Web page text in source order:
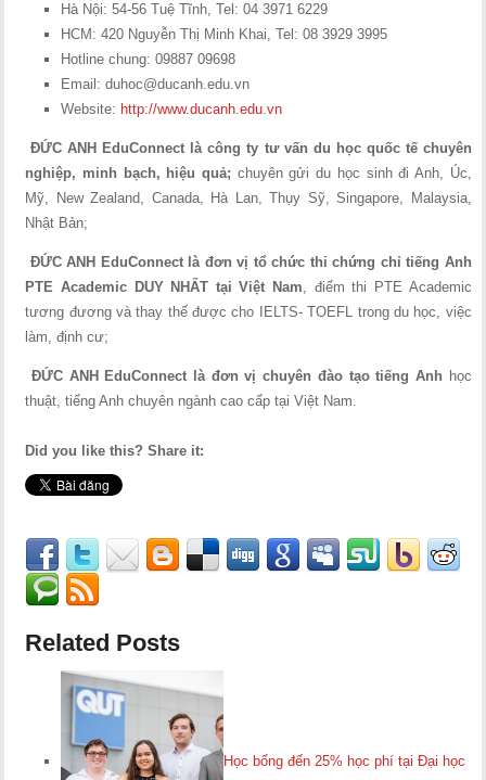
Hà Nội: 54-56 Tuệ Tĩnh, Tel: 04 3971 6229
HCM: 420 Nguyễn Thị Minh Khai, Tel: 08 3929 3995
Hotline chung: 09887 09698
Email:duhoc@ducanh.edu.vn
Website: http://www.ducanh.edu.vn
ĐỨC ANH EduConnect là công ty tư vấn du học quốc tế chuyên
nghiệp, minh bạch, hiệu quả; chuyên gửi du học sinh đi Anh, Úc,
Mỹ, New Zealand, Canada, Hà Lan, Thụy Sỹ, Singapore, Malaysia,
Nhật Bản;
ĐỨC ANH EduConnect là đơn vị tổ chức thi chứng chỉ tiếng Anh
PTE Academic DUY NHẤT tại Việt Nam, điểm thi PTE Academic
tương đương và thay thế được cho IELTS- TOEFL trong du học, việc
làm, định cư;
ĐỨC ANH EduConnect là đơn vị chuyên đào tạo tiếng Anh học
thuật, tiếng Anh chuyên ngành cao cấp tại Việt Nam.
Did you like this? Share it:
Related Posts
Học bổng đến 25% học phí tại Đại học